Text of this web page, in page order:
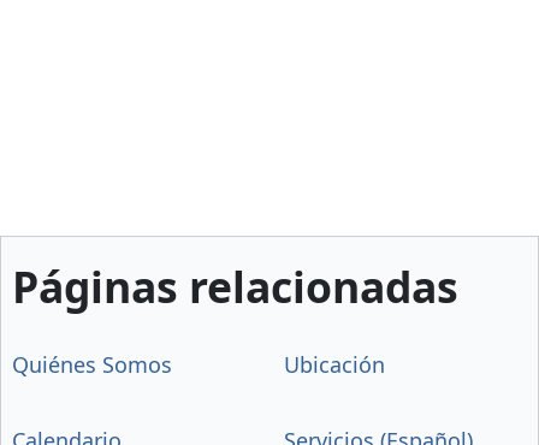
Páginas relacionadas
Quiénes Somos Ubicación